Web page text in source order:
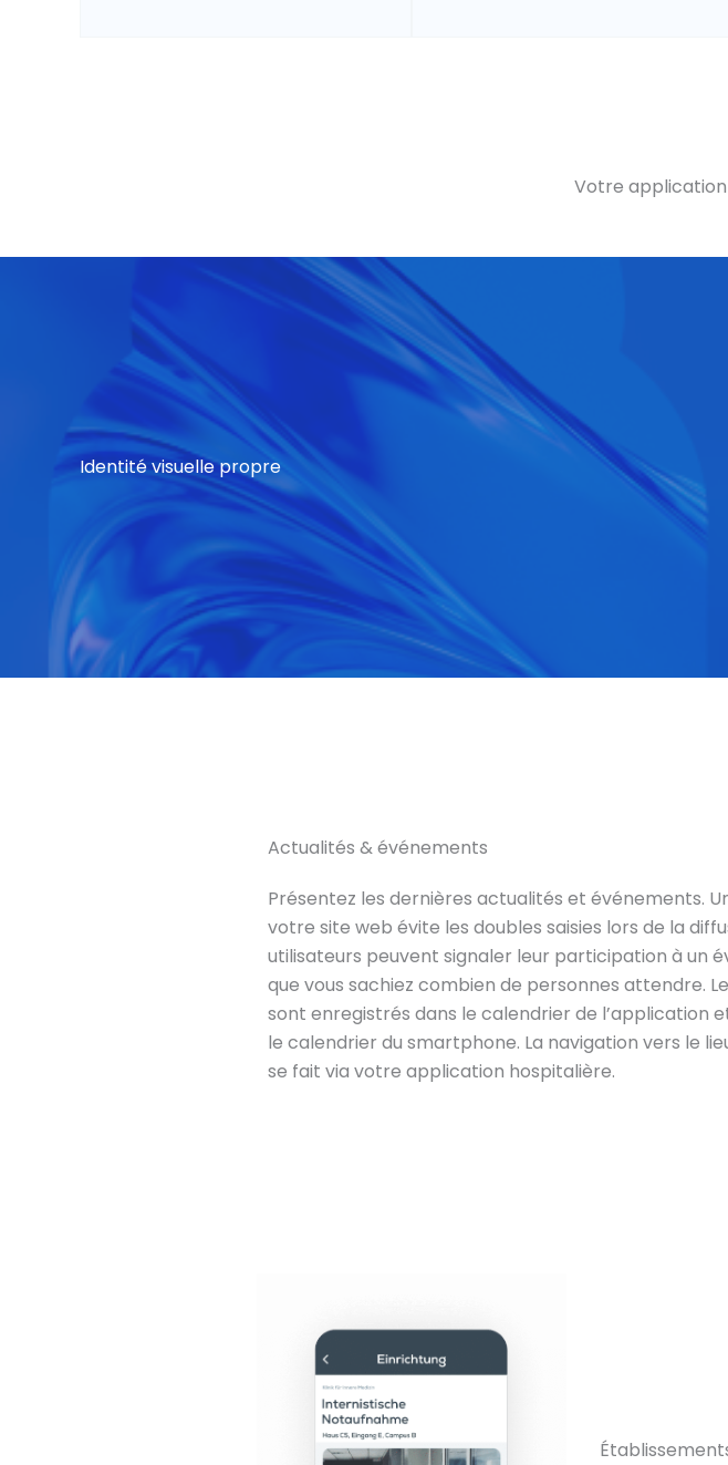
Votre
Identité visuelle propre
Actualités & événements
Présentez les dernières actualités et événements.
votre site web évite les doubles saisies lors de la
utilisateurs peuvent signaler leur participation à un
que vous sachiez combien de personnes attendre.
sont enregistrés dans le calendrier de l’application
le calendrier du smartphone. La navigation vers le
se fait via votre application hospitalière.